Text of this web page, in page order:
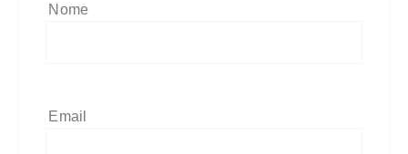
Nome
Email